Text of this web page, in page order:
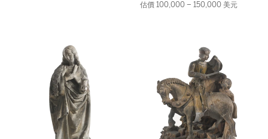
估價 100,000 – 150,000 美元